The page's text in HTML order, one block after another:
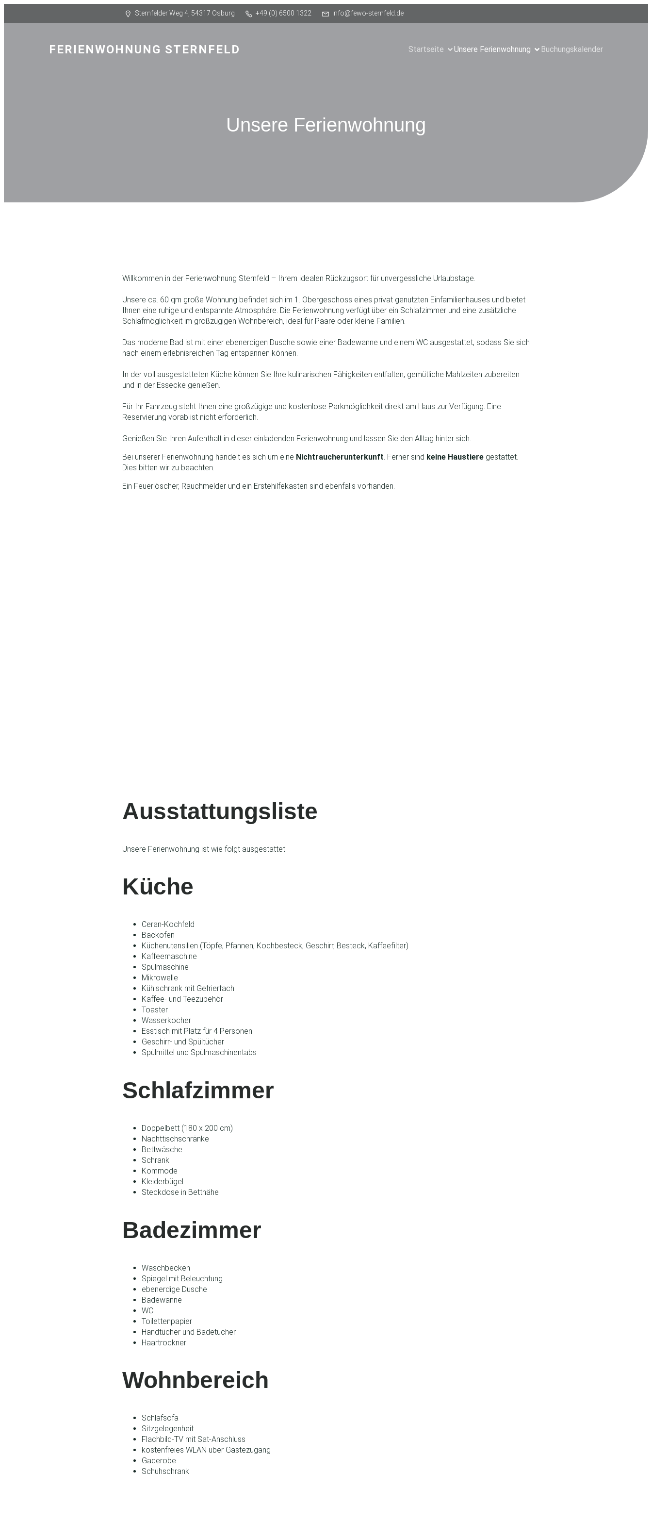
Sternfelder Weg 4, 54317 Osburg +49 (0) 6500 1322 info@fewo-sternfeld.de
FERIENWOHNUNG STERNFELD Startseite Unsere Ferienwohnung Buchungskalender
Unsere Ferienwohnung
Willkommen in der Ferienwohnung Sternfeld – Ihrem idealen Rückzugsort für unvergessliche Urlaubstage.
Unsere ca. 60 qm große Wohnung befindet sich im 1. Obergeschoss eines privat genutzten Einfamilienhauses und bietet
Ihnen eine ruhige und entspannte Atmosphäre. Die Ferienwohnung verfügt über ein Schlafzimmer und eine zusätzliche
Schlafmöglichkeit im großzügigen Wohnbereich, ideal für Paare oder kleine Familien.
Das moderne Bad ist mit einer ebenerdigen Dusche sowie einer Badewanne und einem WC ausgestattet, sodass Sie sich
nach einem erlebnisreichen Tag entspannen können.
In der voll ausgestatteten Küche können Sie Ihre kulinarischen Fähigkeiten entfalten, gemütliche Mahlzeiten zubereiten
und in der Essecke genießen.
Für Ihr Fahrzeug steht Ihnen eine großzügige und kostenlose Parkmöglichkeit direkt am Haus zur Verfügung. Eine
Reservierung vorab ist nicht erforderlich.
Genießen Sie Ihren Aufenthalt in dieser einladenden Ferienwohnung und lassen Sie den Alltag hinter sich.
Bei unserer Ferienwohnung handelt es sich um eine Nichtraucherunterkunft. Ferner sind keine Haustiere gestattet.
Dies bitten wir zu beachten.
Ein Feuerlöscher, Rauchmelder und ein Erstehilfekasten sind ebenfalls vorhanden.
Ausstattungsliste
Unsere Ferienwohnung ist wie folgt ausgestattet:
Küche
Ceran-Kochfeld
Backofen
Küchenutensilien (Töpfe, Pfannen, Kochbesteck, Geschirr, Besteck, Kaffeefilter)
Kaffeemaschine
Spülmaschine
Mikrowelle
Kühlschrank mit Gefrierfach
Kaffee- und Teezubehör
Toaster
Wasserkocher
Esstisch mit Platz für 4 Personen
Geschirr- und Spültücher
Spülmittel und Spülmaschinentabs
Schlafzimmer
Doppelbett (180 x 200 cm)
Nachttischschränke
Bettwäsche
Schrank
Kommode
Kleiderbügel
Steckdose in Bettnähe
Badezimmer
Waschbecken
Spiegel mit Beleuchtung
ebenerdige Dusche
Badewanne
WC
Toilettenpapier
Handtücher und Badetücher
Haartrockner
Wohnbereich
Schlafsofa
Sitzgelegenheit
Flachbild-TV mit Sat-Anschluss
kostenfreies WLAN über Gästezugang
Gaderobe
Schuhschrank